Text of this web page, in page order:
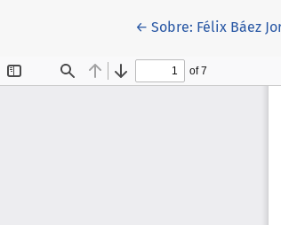
← Volver a los
Sobre: Félix Báez